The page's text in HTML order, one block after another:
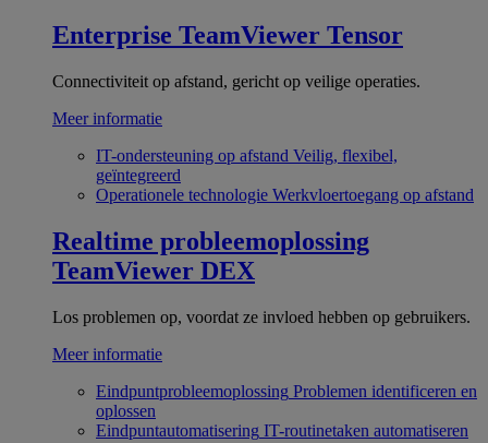
Enterprise TeamViewer Tensor
Connectiviteit op afstand, gericht op veilige operaties.
Meer informatie
IT-ondersteuning op afstand Veilig, flexibel,
geïntegreerd
Operationele technologie Werkvloertoegang op afstand
Realtime probleemoplossing
TeamViewer DEX
Los problemen op, voordat ze invloed hebben op gebruikers.
Meer informatie
Eindpuntprobleemoplossing Problemen identificeren en
oplossen
Eindpuntautomatisering IT-routinetaken automatiseren